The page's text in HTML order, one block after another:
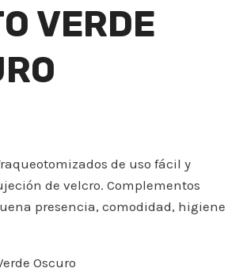
VERDE
de uso fácil y
de velcro. Complementos
presencia, comodidad, higiene
Oscuro